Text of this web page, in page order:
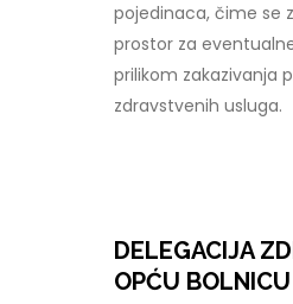
pojedinaca, čime se
prostor za
prilikom zakazivanja
zdravstvenih usluga.
DELEGACIJA
OPĆU